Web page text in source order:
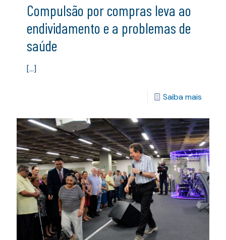
Compulsão por compras leva ao
endividamento e a problemas de
saúde
[…]
Saiba mais